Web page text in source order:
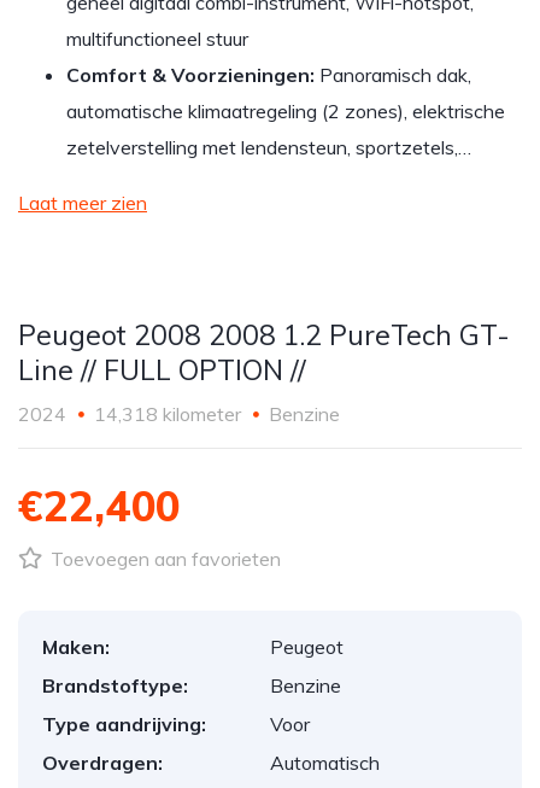
multifunctioneel stuur
Comfort & Voorzieningen: Panoramisch dak,
automatische klimaatregeling (2 zones), elektrische
zetelverstelling met lendensteun, sportzetels,…
Laat meer zien
Peugeot 2008 2008 1.2 PureTech GT-
Line // FULL OPTION //
2024 14,318 kilometer Benzine
€22,400
Toevoegen aan favorieten
Maken:
Peugeot
Brandstoftype:
Benzine
Type aandrijving:
Voor
Overdragen:
Automatisch